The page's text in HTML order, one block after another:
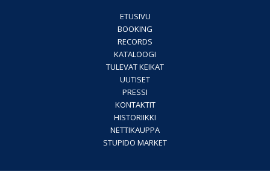
ETUSIVU
BOOKING
RECORDS
KATALOOGI
TULEVAT KEIKAT
UUTISET
PRESSI
KONTAKTIT
HISTORIIKKI
NETTIKAUPPA
STUPIDO MARKET